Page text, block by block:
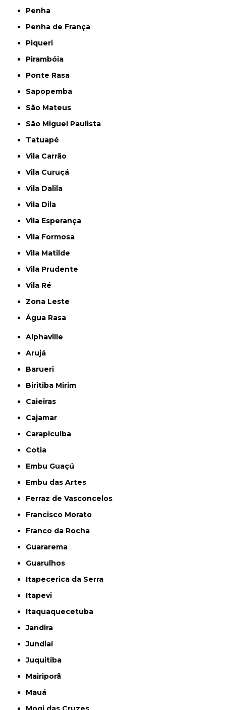
Penha
Penha de França
Piqueri
Pirambóia
Ponte Rasa
Sapopemba
São Mateus
São Miguel Paulista
Tatuapé
Vila Carrão
Vila Curuçá
Vila Dalila
Vila Dila
Vila Esperança
Vila Formosa
Vila Matilde
Vila Prudente
Vila Ré
Zona Leste
Água Rasa
Alphaville
Arujá
Barueri
Biritiba Mirim
Caieiras
Cajamar
Carapicuíba
Cotia
Embu Guaçú
Embu das Artes
Ferraz de Vasconcelos
Francisco Morato
Franco da Rocha
Guararema
Guarulhos
Itapecerica da Serra
Itapevi
Itaquaquecetuba
Jandira
Jundiaí
Juquitiba
Mairiporã
Mauá